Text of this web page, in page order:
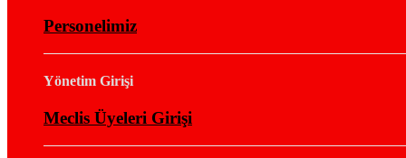
Personelimiz
Yönetim Girişi
Meclis Üyeleri Girişi